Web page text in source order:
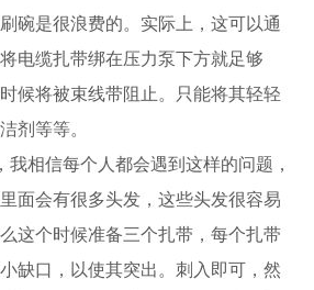
碗是很浪费的。实际上，这可以通
电缆扎带绑在压力泵下方就足够
候将被束线带阻止。只能将其轻轻
剂等等。
我相信每个人都会遇到这样的问题，
面会有很多头发，这些头发很容易
这个时候准备三个扎带，每个扎带
缺口，以使其突出。刺入即可，然